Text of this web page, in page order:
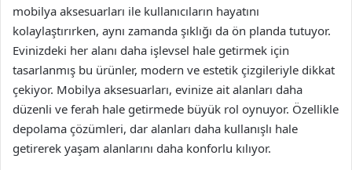
mobilya aksesuarları ile kullanıcıların hayatını
kolaylaştırırken, aynı zamanda şıklığı da ön planda tutuyor.
Evinizdeki her alanı daha işlevsel hale getirmek için
tasarlanmış bu ürünler, modern ve estetik çizgileriyle dikkat
çekiyor. Mobilya aksesuarları, evinize ait alanları daha
düzenli ve ferah hale getirmede büyük rol oynuyor. Özellikle
depolama çözümleri, dar alanları daha kullanışlı hale
getirerek yaşam alanlarını daha konforlu kılıyor.